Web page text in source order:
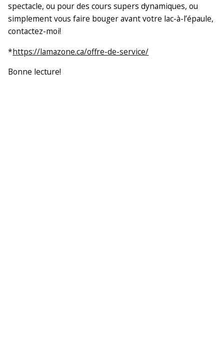
spectacle, ou pour des cours supers dynamiques, ou
simplement vous faire bouger avant votre lac-à-l’épaule,
contactez-moi!
*https://lamazone.ca/offre-de-service/
Bonne lecture!